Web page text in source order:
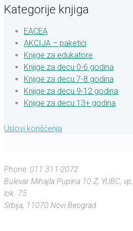
Kategorije knjiga
EACEA
AKCIJA – paketići
Knjige za edukatore
Knjige za decu 0-6 godina
Knjige za decu 7-8 godina
Knjige za decu 9-12 godina
Knjige za decu 13+ godina
Uslovi korišćenja
„Medvedi
na Severnom
„Pandana je
Nikoalu u obraz
„Zašto je Miša
Gliša iste boje
Phone: 011 311-2072
Bulevar Mihajla Pupina 10 Z, YUBC, vp,
lok. 75
Srbija, 11070 Novi Beograd